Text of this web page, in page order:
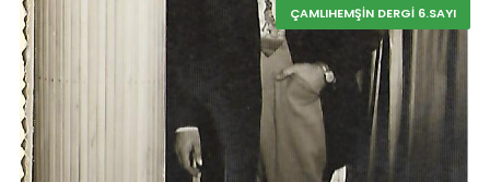
ÇAMLIHEMŞİN DERGİ 6.SAYI